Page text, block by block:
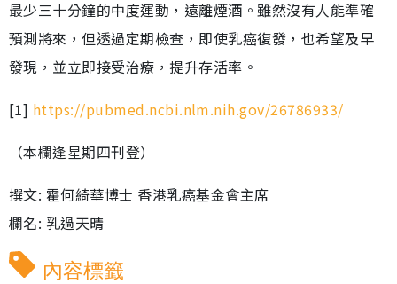
最少三十分鐘的中度運動，遠離煙酒。雖然沒有人能準確
預測將來，但透過定期檢查，即使乳癌復發，也希望及早
發現，並立即接受治療，提升存活率。
[1] https://pubmed.ncbi.nlm.nih.gov/26786933/
（本欄逢星期四刊登）
撰文: 霍何綺華博士 香港乳癌基金會主席
欄名: 乳過天晴
內容標籤